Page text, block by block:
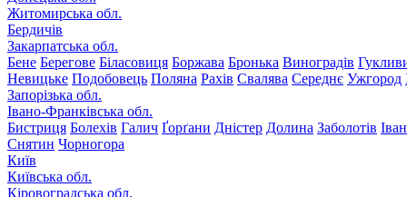
Житомирська обл.
Бердичів
Закарпатська обл.
Бене Берегове Біласовиця Боржава Бронька Виноградів
Невицьке Подобовець Поляна Рахів Свалява Середнє Ужгород
Запорізька обл.
Івано-Франківська обл.
Бистриця Болехів Галич Ґорґани Дністер Долина Заболотів
Снятин Чорногора
Київ
Київська обл.
Кіровоградська обл.